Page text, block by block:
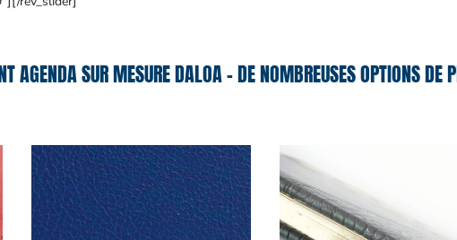
AGENDA SUR MESURE DALOA – DE NOMBREUSES OPTIONS DE